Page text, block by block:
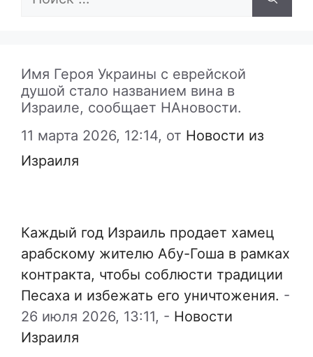
Имя Героя Украины с еврейской
душой стало названием вина в
Израиле, сообщает НАновости.
11 марта 2026, 12:14, от Новости из
Израиля
Каждый год Израиль продает хамец
арабскому жителю Абу-Гоша в рамках
контракта, чтобы соблюсти традиции
Песаха и избежать его уничтожения. -
26 июля 2026, 13:11, - Новости
Израиля